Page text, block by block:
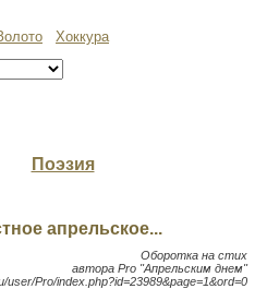
Хоккура
Поэзия
апрельское...
Оборотка на стих
автора Pro "Апрельским днем"
user/Pro/index.php?id=23989&page=1&ord=0